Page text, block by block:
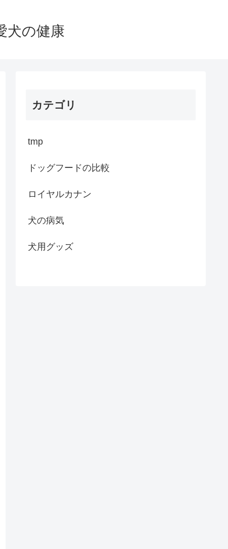
犬の健康
カテゴリ
tmp
ドッグフードの比較
ロイヤルカナン
犬の病気
犬用グッズ